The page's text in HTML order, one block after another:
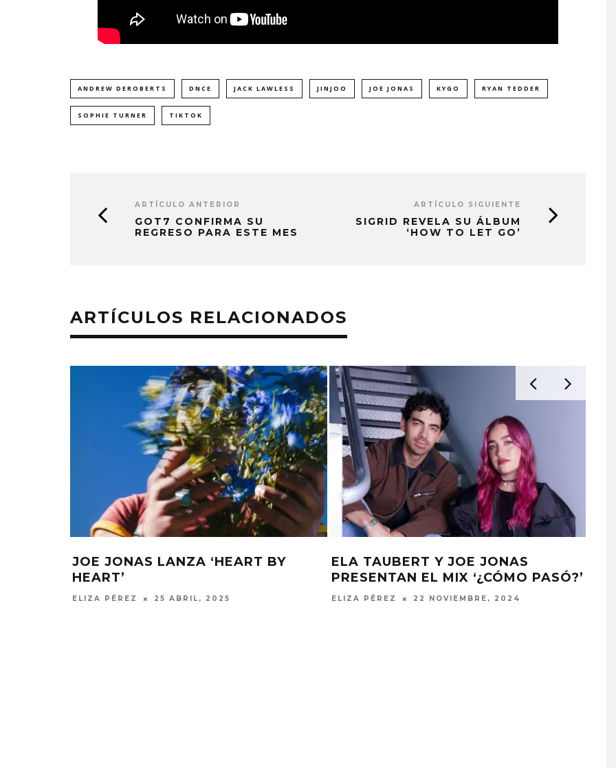
ANDREW DEROBERTS DNCE JACK LAWLESS JINJOO JOE JONAS KYGO RYAN TEDDER
SOPHIE TURNER TIKTOK
ARTÍCULO ANTERIOR
GOT7 CONFIRMA SU
REGRESO PARA ESTE MES
ARTÍCULO SIGUIENTE
SIGRID REVELA SU ÁLBUM
‘HOW TO LET GO’
ARTÍCULOS RELACIONADOS
JOE JONAS LANZA ‘HEART BY
HEART’
ELIZA PÉREZ 25 ABRIL, 2025
ELA TAUBERT Y JOE JONAS
PRESENTAN EL MIX ‘¿CÓMO PASÓ?’
ELIZA PÉREZ 22 NOVIEMBRE, 2024